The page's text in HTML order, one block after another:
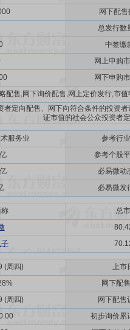
网下配
总发行数
中签缴
网上申购
网下申购
配售,网下询价配售,网上定价发行,市
者定向配售、网下向符合条件的投资
证市值的社会公众投资者
服务业 参考行
参考个股
必易微动
必易微发
总
(周四) 上市
网下配
(周四) 网下配售
初步询价累